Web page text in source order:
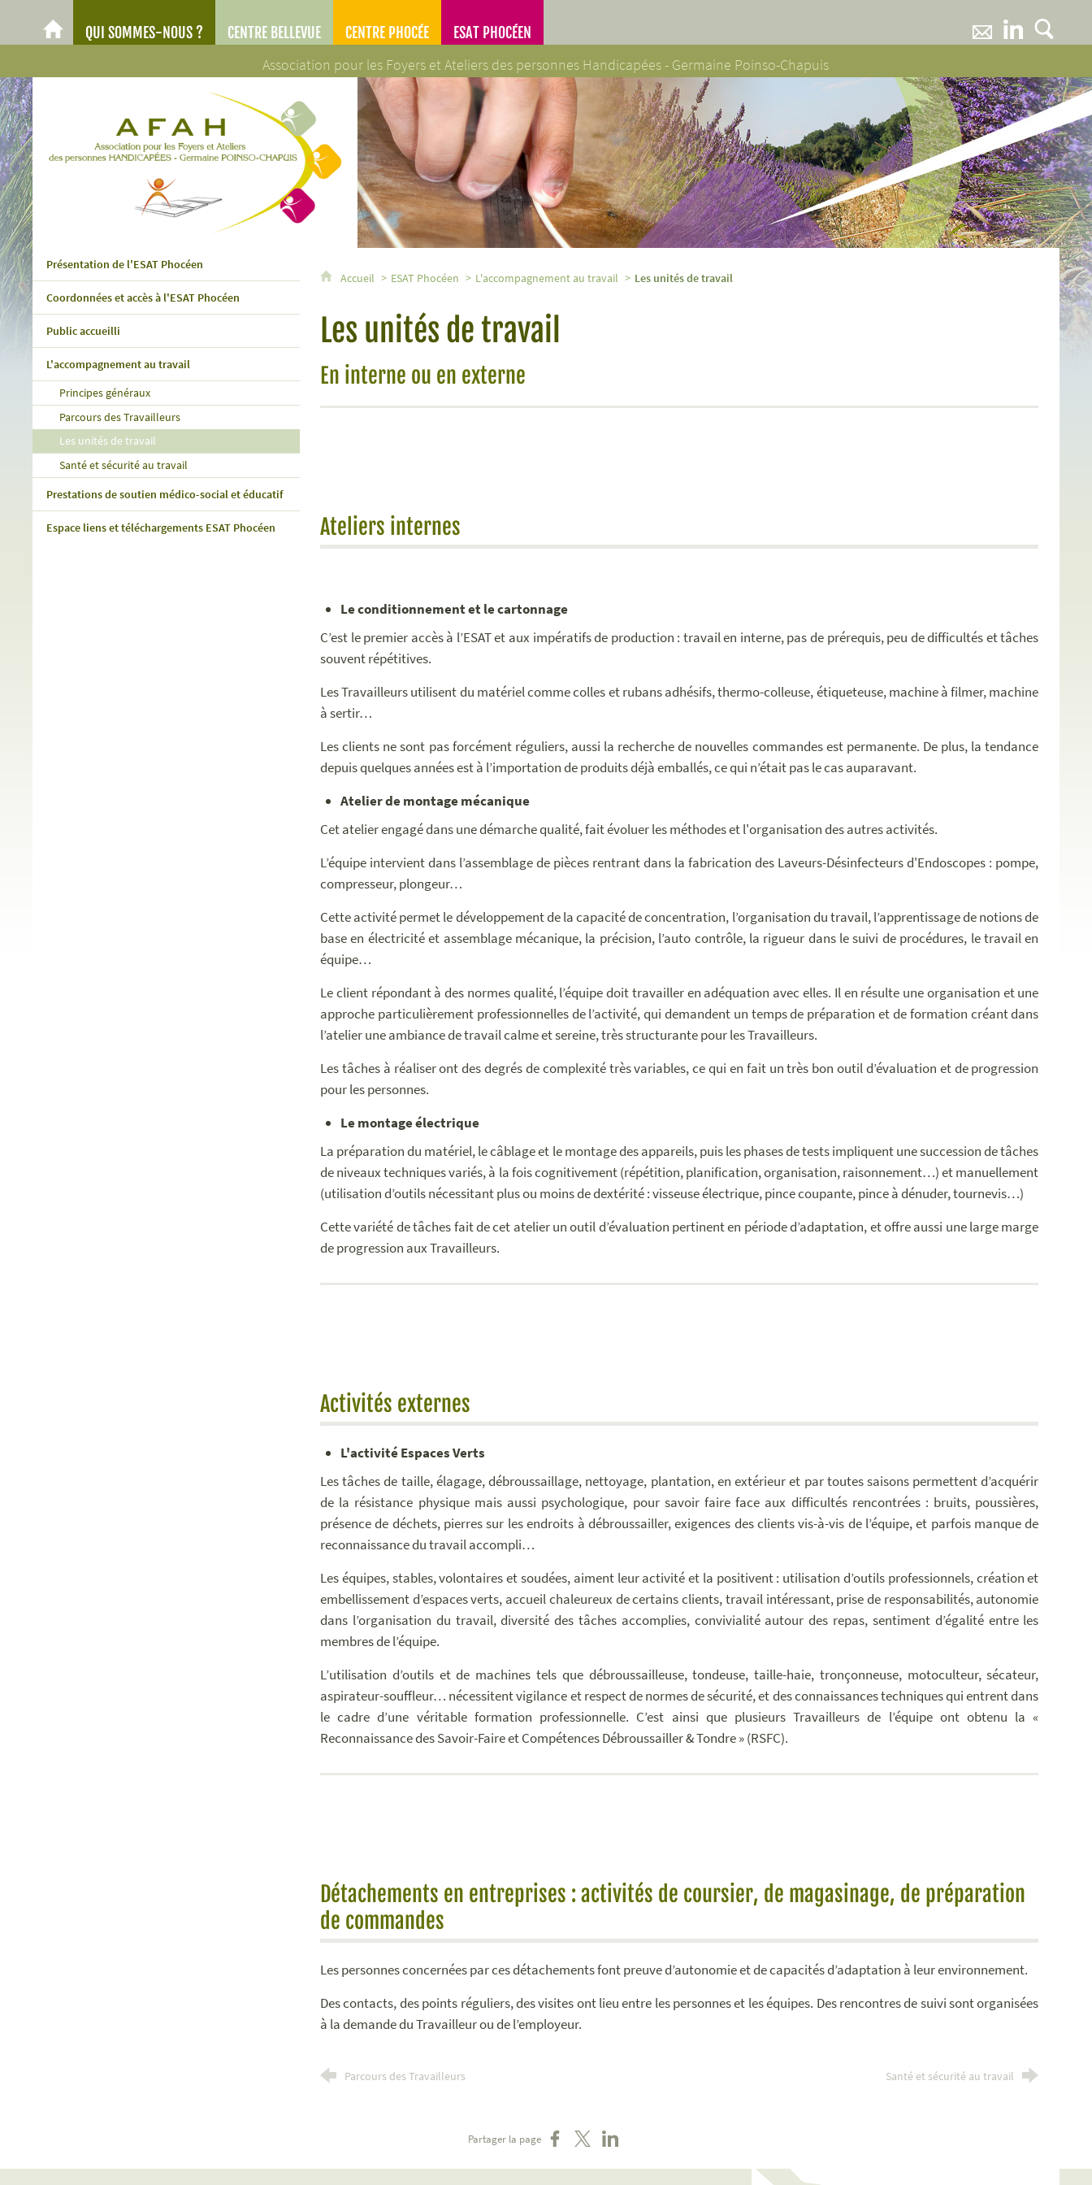
Association pour les Foyers et Ateliers des personnes Handicapées - Germaine Poinso-Chapuis
AFAH - Association pour les Foyers et Ateliers des personnes Handicapées - Germaine Poinso-Chapuis
AFAH
QUI SOMMES-NOUS ? CENTRE BELLEVUE CENTRE PHOCÉE ESAT PHOCÉEN
Présentation de l'ESAT Phocéen
Coordonnées et accès à l'ESAT Phocéen
Public accueilli
L'accompagnement au travail
Principes généraux
Parcours des Travailleurs
Les unités de travail
Santé et sécurité au travail
Prestations de soutien médico-social et éducatif
Espace liens et téléchargements ESAT Phocéen
Accueil ESAT Phocéen L'accompagnement au travail Les unités de travail
Les unités de travail
En interne ou en externe
Ateliers internes
Le conditionnement et le cartonnage
C’est le premier accès à l’ESAT et aux impératifs de production : travail en interne, pas de prérequis, peu de difficultés et tâches
souvent répétitives.
Les Travailleurs utilisent du matériel comme colles et rubans adhésifs, thermo-colleuse, étiqueteuse, machine à filmer, machine
à sertir…
Les clients ne sont pas forcément réguliers, aussi la recherche de nouvelles commandes est permanente. De plus, la tendance
depuis quelques années est à l’importation de produits déjà emballés, ce qui n’était pas le cas auparavant.
Atelier de montage mécanique
Cet atelier engagé dans une démarche qualité, fait évoluer les méthodes et l'organisation des autres activités.
L’équipe intervient dans l’assemblage de pièces rentrant dans la fabrication des Laveurs-Désinfecteurs d'Endoscopes : pompe,
compresseur, plongeur…
Cette activité permet le développement de la capacité de concentration, l’organisation du travail, l’apprentissage de notions de
base en électricité et assemblage mécanique, la précision, l’auto contrôle, la rigueur dans le suivi de procédures, le travail en
équipe…
Le client répondant à des normes qualité, l’équipe doit travailler en adéquation avec elles. Il en résulte une organisation et une
approche particulièrement professionnelles de l’activité, qui demandent un temps de préparation et de formation créant dans
l’atelier une ambiance de travail calme et sereine, très structurante pour les Travailleurs.
Les tâches à réaliser ont des degrés de complexité très variables, ce qui en fait un très bon outil d’évaluation et de progression
pour les personnes.
Le montage électrique
La préparation du matériel, le câblage et le montage des appareils, puis les phases de tests impliquent une succession de tâches
de niveaux techniques variés, à la fois cognitivement (répétition, planification, organisation, raisonnement…) et manuellement
(utilisation d’outils nécessitant plus ou moins de dextérité : visseuse électrique, pince coupante, pince à dénuder, tournevis…)
Cette variété de tâches fait de cet atelier un outil d’évaluation pertinent en période d’adaptation, et offre aussi une large marge
de progression aux Travailleurs.
Activités externes
L'activité Espaces Verts
Les tâches de taille, élagage, débroussaillage, nettoyage, plantation, en extérieur et par toutes saisons permettent d’acquérir
de la résistance physique mais aussi psychologique, pour savoir faire face aux difficultés rencontrées : bruits, poussières,
présence de déchets, pierres sur les endroits à débroussailler, exigences des clients vis-à-vis de l’équipe, et parfois manque de
reconnaissance du travail accompli…
Les équipes, stables, volontaires et soudées, aiment leur activité et la positivent : utilisation d’outils professionnels, création et
embellissement d’espaces verts, accueil chaleureux de certains clients, travail intéressant, prise de responsabilités, autonomie
dans l’organisation du travail, diversité des tâches accomplies, convivialité autour des repas, sentiment d’égalité entre les
membres de l’équipe.
L’utilisation d’outils et de machines tels que débroussailleuse, tondeuse, taille-haie, tronçonneuse, motoculteur, sécateur,
aspirateur-souffleur… nécessitent vigilance et respect de normes de sécurité, et des connaissances techniques qui entrent dans
le cadre d’une véritable formation professionnelle. C’est ainsi que plusieurs Travailleurs de l’équipe ont obtenu la «
Reconnaissance des Savoir-Faire et Compétences Débroussailler & Tondre » (RSFC).
Détachements en entreprises : activités de coursier, de magasinage, de préparation
de commandes
Les personnes concernées par ces détachements font preuve d’autonomie et de capacités d’adaptation à leur environnement.
Des contacts, des points réguliers, des visites ont lieu entre les personnes et les équipes. Des rencontres de suivi sont organisées
à la demande du Travailleur ou de l’employeur.
Parcours des Travailleurs Santé et sécurité au travail
Partager la page Partager sur Facebook
Partager sur XPartager sur LinkedIn